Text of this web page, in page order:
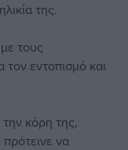
της.
τους
τον εντοπισμό και
κόρη της,
να